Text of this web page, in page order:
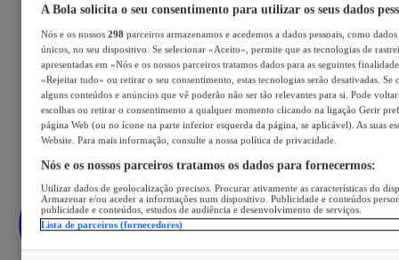
A Bola solicita o seu consentimento para utilizar os seus dados
Nós e os nossos 298 parceiros armazenamos e acedemos a dados pessoais, como
únicos, no seu dispositivo. Se selecionar «Aceito», permite que as tecnologias de
apresentadas em «Nós e os nossos parceiros tratamos dados para as seguintes
«Rejeitar tudo» ou retirar o seu consentimento, estas tecnologias serão desativadas. Se
alguns conteúdos e anúncios que vê poderão não ser tão relevantes para si. Pode voltar
escolhas ou retirar o consentimento a qualquer momento clicando na ligação Gerir
página Web (ou no ícone na parte inferior esquerda da página, se aplicável). As suas
Website. Para mais informação, consulte a nossa política de privacidade.
Nós e os nossos parceiros tratamos os dados para fornecermos:
Utilizar dados de geolocalização precisos. Procurar ativamente as características do
Armazenar e/ou aceder a informações num dispositivo. Publicidade e conteúdos
publicidade e conteúdos, estudos de audiência e desenvolvimento de serviços.
Lista de parceiros (fornecedores)